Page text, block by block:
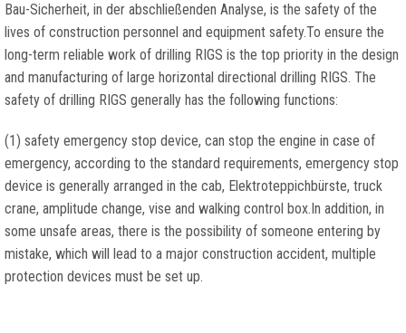
Bau-Sicherheit, in der abschließenden Analyse, is the safety of the
lives of construction personnel and equipment safety.To ensure the
long-term reliable work of drilling RIGS is the top priority in the design
and manufacturing of large horizontal directional drilling RIGS. The
safety of drilling RIGS generally has the following functions:
(1) safety emergency stop device, can stop the engine in case of
emergency, according to the standard requirements, emergency stop
device is generally arranged in the cab, Elektroteppichbürste, truck
crane, amplitude change, vise and walking control box.In addition, in
some unsafe areas, there is the possibility of someone entering by
mistake, which will lead to a major construction accident, multiple
protection devices must be set up.